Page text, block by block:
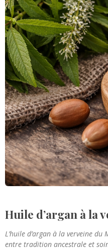
s
Huile d’argan à la
L’huile d’argan à la verveine
entre tradition ancestrale et